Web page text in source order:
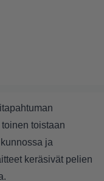
toistaan
ja
keräsivät pelien